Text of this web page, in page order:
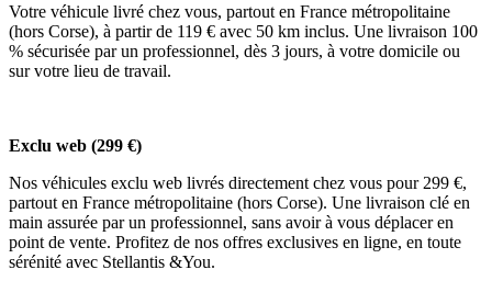
Votre véhicule livré chez vous, partout en France métropolitaine
(hors Corse), à partir de 119 € avec 50 km inclus. Une livraison 100
% sécurisée par un professionnel, dès 3 jours, à votre domicile ou
sur votre lieu de travail.
Exclu web (299 €)
Nos véhicules exclu web livrés directement chez vous pour 299 €,
partout en France métropolitaine (hors Corse). Une livraison clé en
main assurée par un professionnel, sans avoir à vous déplacer en
point de vente. Profitez de nos offres exclusives en ligne, en toute
sérénité avec Stellantis &You.